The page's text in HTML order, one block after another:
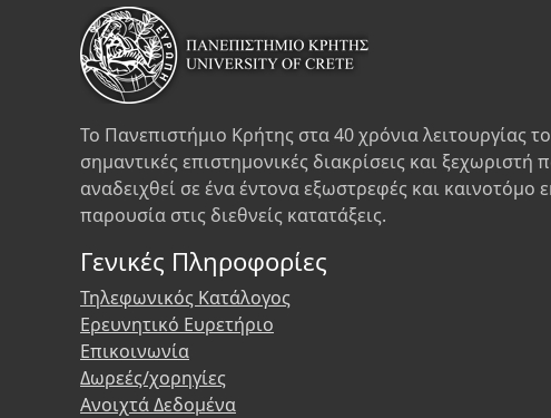
Το Πανεπιστήμιο Κρήτης στα 40 χρόνια λειτουργίας
σημαντικές επιστημονικές διακρίσεις και
αναδειχθεί σε ένα έντονα εξωστρεφές και καινοτόμο
παρουσία στις διεθνείς κατατάξεις.
Γενικές Πληροφορίες
Τηλεφωνικός Κατάλογος
Ερευνητικό Ευρετήριο
Επικοινωνία
Δωρεές/χορηγίες
Ανοιχτά Δεδομένα